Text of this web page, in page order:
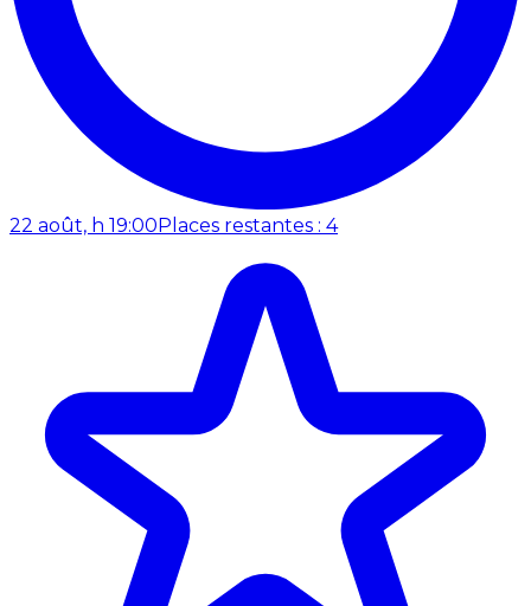
22 août, h 19:00Places restantes : 4